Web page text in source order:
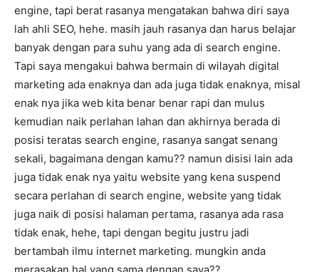
engine, tapi berat rasanya mengatakan bahwa diri saya
lah ahli SEO, hehe. masih jauh rasanya dan harus belajar
banyak dengan para suhu yang ada di search engine.
Tapi saya mengakui bahwa bermain di wilayah digital
marketing ada enaknya dan ada juga tidak enaknya, misal
enak nya jika web kita benar benar rapi dan mulus
kemudian naik perlahan lahan dan akhirnya berada di
posisi teratas search engine, rasanya sangat senang
sekali, bagaimana dengan kamu?? namun disisi lain ada
juga tidak enak nya yaitu website yang kena suspend
secara perlahan di search engine, website yang tidak
juga naik di posisi halaman pertama, rasanya ada rasa
tidak enak, hehe, tapi dengan begitu justru jadi
bertambah ilmu internet marketing. mungkin anda